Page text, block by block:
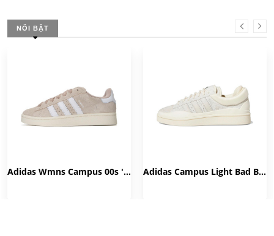
NỔI BẬT
Adidas Wmns Campus 00s 'Wonder White' HP2924 Adidas Campus Light Bad Bunny Cream FZ5823